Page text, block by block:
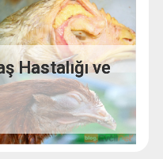
Hastalığı ve